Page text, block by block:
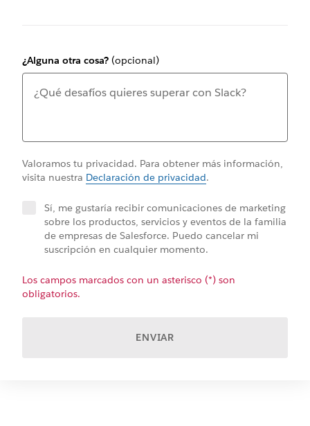
¿Alguna otra cosa? (opcional)
Valoramos tu privacidad. Para obtener más información,
visita nuestra Declaración de privacidad.
Sí, me gustaría recibir comunicaciones de marketing
sobre los productos, servicios y eventos de la familia
de empresas de Salesforce. Puedo cancelar mi
suscripción en cualquier momento.
Los campos marcados con un asterisco (*) son
obligatorios.
ENVIAR